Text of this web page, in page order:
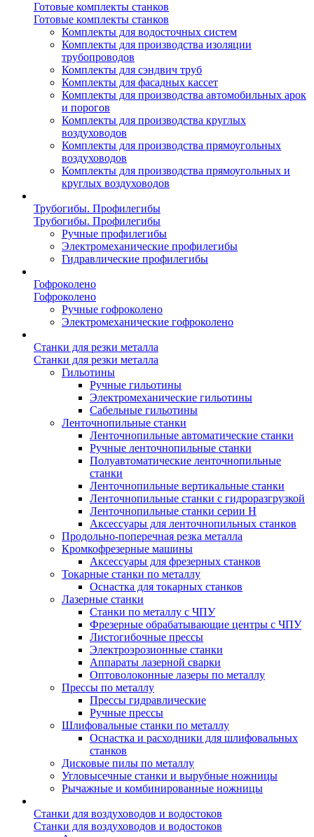
Готовые комплекты станков
Готовые комплекты станков
Комплекты для водосточных систем
Комплекты для производства изоляции
трубопроводов
Комплекты для сэндвич труб
Комплекты для фасадных кассет
Комплекты для производства автомобильных арок
и порогов
Комплекты для производства круглых
воздуховодов
Комплекты для производства прямоугольных
воздуховодов
Комплекты для производства прямоугольных и
круглых воздуховодов
Трубогибы. Профилегибы
Трубогибы. Профилегибы
Ручные профилегибы
Электромеханические профилегибы
Гидравлические профилегибы
Гофроколено
Гофроколено
Ручные гофроколено
Электромеханические гофроколено
Станки для резки металла
Станки для резки металла
Гильотины
Ручные гильотины
Электромеханические гильотины
Сабельные гильотины
Ленточнопильные станки
Ленточнопильные автоматические станки
Ручные ленточнопильные станки
Полуавтоматические ленточнопильные
станки
Ленточнопильные вертикальные станки
Ленточнопильные станки с гидроразгрузкой
Ленточнопильные станки серии H
Аксессуары для ленточнопильных станков
Продольно-поперечная резка металла
Кромкофрезерные машины
Аксессуары для фрезерных станков
Токарные станки по металлу
Оснастка для токарных станков
Лазерные станки
Станки по металлу с ЧПУ
Фрезерные обрабатывающие центры с ЧПУ
Листогибочные прессы
Электроэрозионные станки
Аппараты лазерной сварки
Оптоволоконные лазеры по металлу
Прессы по металлу
Прессы гидравлические
Ручные прессы
Шлифовальные станки по металлу
Оснастка и расходники для шлифовальных
станков
Дисковые пилы по металлу
Угловысечные станки и вырубные ножницы
Рычажные и комбинированные ножницы
Станки для воздуховодов и водостоков
Станки для воздуховодов и водостоков